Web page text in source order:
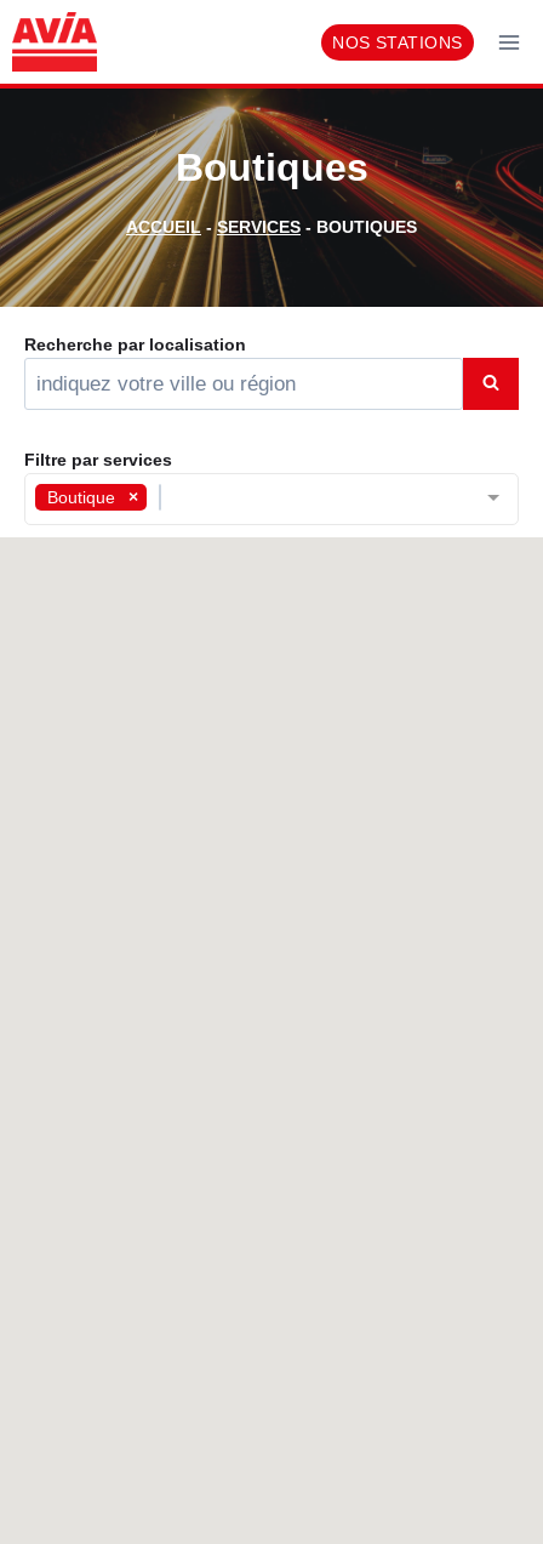
Aller
au
contenu
NOS STATIONS
Boutiques
ACCUEIL -SERVICES - BOUTIQUES
Recherche par localisation
Filtre par services
Boutique